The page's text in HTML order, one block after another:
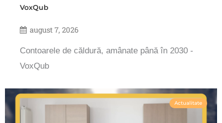
VoxQub
august 7, 2026
Contoarele de căldură, amânate până în 2030 -
VoxQub
Actualitate